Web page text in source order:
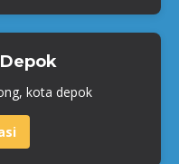
kota depok